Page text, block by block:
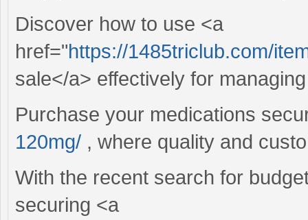
Discover how to use <a
href="https://1485triclub.com/
sale</a> effectively for
Purchase your medications
120mg/ , where quality and
With the recent search for
securing <a